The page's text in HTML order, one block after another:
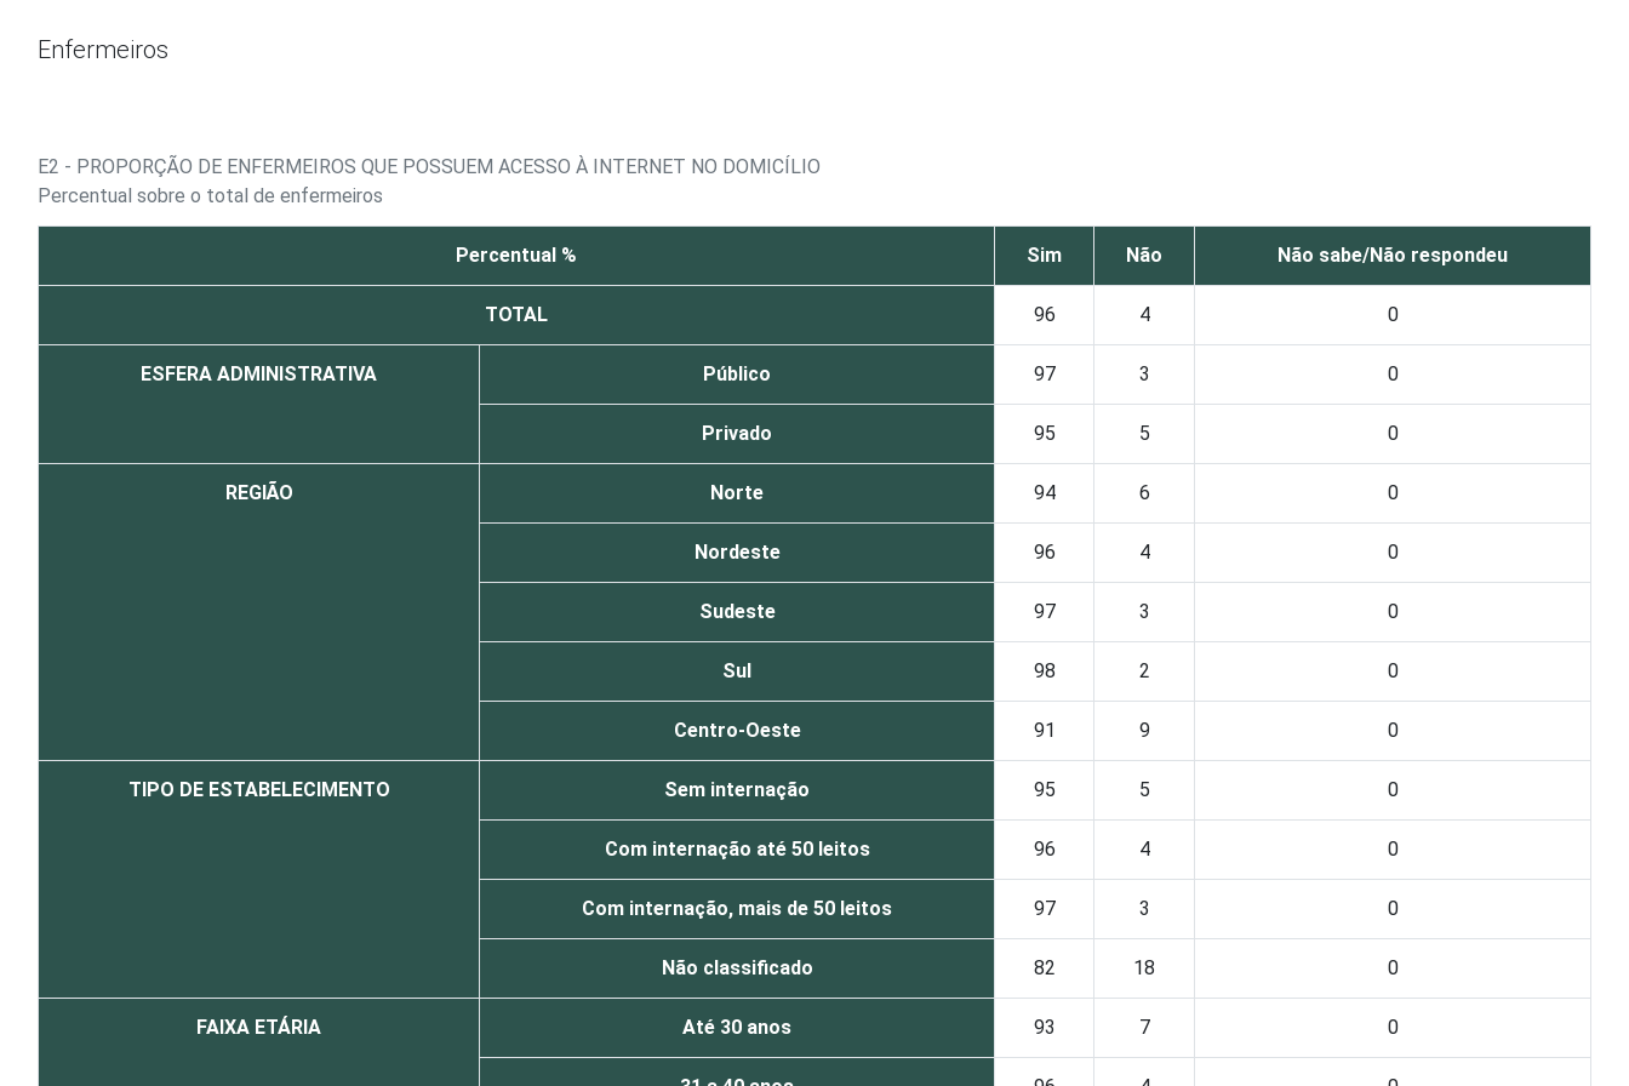
Enfermeiros
E2 - PROPORÇÃO DE ENFERMEIROS QUE POSSUEM ACESSO À INTERNET NO DOMICÍLIO
Percentual sobre o total de enfermeiros
Percentual % Sim Não Não sabe/Não respondeu
TOTAL 96 4 0
ESFERA ADMINISTRATIVA Público 97 3 0
Privado 95 5 0
REGIÃO Norte 94 6 0
Nordeste 96 4 0
Sudeste 97 3 0
Sul 98 2 0
Centro-Oeste 91 9 0
TIPO DE ESTABELECIMENTO Sem internação 95 5 0
Com internação até 50 leitos 96 4 0
Com internação, mais de 50 leitos 97 3 0
Não classificado 82 18 0
FAIXA ETÁRIA Até 30 anos 93 7 0